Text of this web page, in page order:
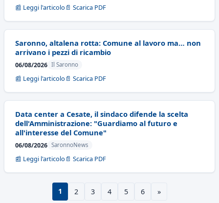
📰 Leggi l'articolo 📄 Scarica PDF
Saronno, altalena rotta: Comune al lavoro ma… non
arrivano i pezzi di ricambio
06/08/2026 Il Saronno
📰 Leggi l'articolo 📄 Scarica PDF
Data center a Cesate, il sindaco difende la scelta
dell'Amministrazione: "Guardiamo al futuro e
all'interesse del Comune"
06/08/2026 SaronnoNews
📰 Leggi l'articolo 📄 Scarica PDF
1 2 3 4 5 6 »